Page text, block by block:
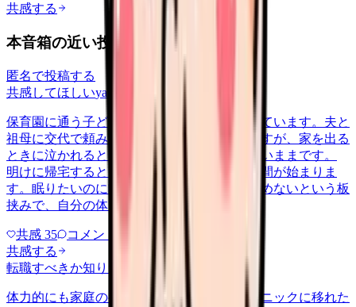
共感する
本音箱の近い投稿
匿名で投稿する
共感してほしいyakin
保育園に通う子どもを育てながら夜勤に入っています。夫と
祖母に交代で頼みながらなんとか回していますが、家を出る
ときに泣かれると、勤務中ずっと胸の奥が重いままです。
明けに帰宅すると、今度はそのまま育児の時間が始まりま
す。眠りたいのに眠れない、休みたいのに休めないという板
挟みで、自分の体を後回しにする…
共感 35 コメント
共感する
転職すべきか知りたい
career-growth 2026/6/28
体力的にも家庭の都合でも、日勤中心のクリニックに移れた